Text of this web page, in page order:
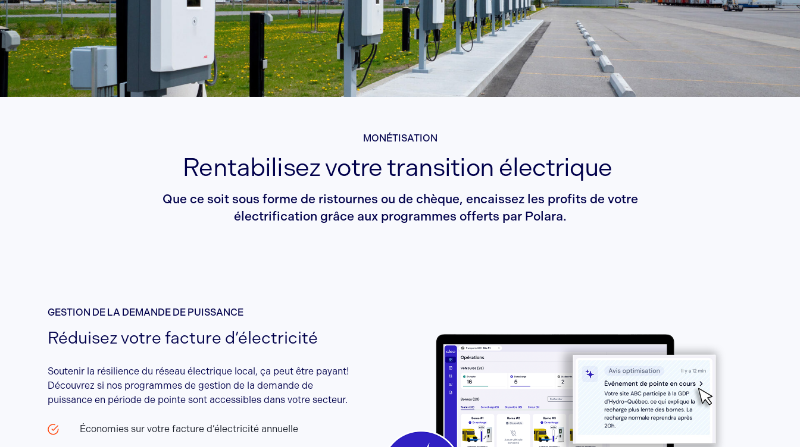
MONÉTISATION
Rentabilisez votre transition électrique
Que ce soit sous forme de ristournes ou de chèque, encaissez les profits de votre
électrification grâce aux programmes offerts par Polara.
GESTION DE LA DEMANDE DE PUISSANCE
Réduisez votre facture d’électricité
Soutenir la résilience du réseau électrique local, ça peut être payant!
Découvrez si nos programmes de gestion de la demande de
puissance en période de pointe sont accessibles dans votre secteur.
Économies sur votre facture d’électricité annuelle